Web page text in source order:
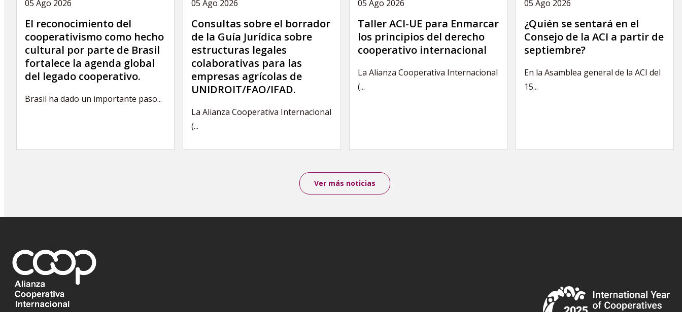
05 Ago 2026
El reconocimiento del
cooperativismo como hecho
cultural por parte de Brasil
fortalece la agenda global
del legado cooperativo.
Brasil ha dado un importante paso...
05 Ago 2026
Consultas sobre el borrador
de la Guía Jurídica sobre
estructuras legales
colaborativas para las
empresas agrícolas de
UNIDROIT/FAO/IFAD.
La Alianza Cooperativa Internacional
(...
05 Ago 2026
Taller ACI-UE para Enmarcar
los principios del derecho
cooperativo internacional
La Alianza Cooperativa Internacional
(...
05 Ago 2026
¿Quién se sentará en el
Consejo de la ACI a partir de
septiembre?
En la Asamblea general de la ACI del
15...
Ver más noticias